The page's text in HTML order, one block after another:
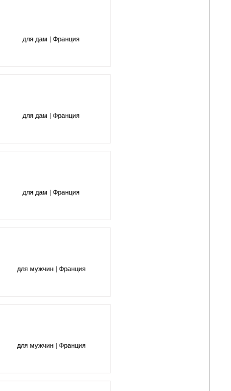
для дам | Франция
для дам | Франция
для дам | Франция
для мужчин | Франция
для мужчин | Франция